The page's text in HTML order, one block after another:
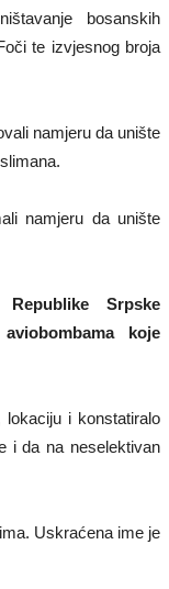
bosanskih
te izvjesnog broja
namjeru da unište
namjeru da unište
Republike Srpske
koje
i konstatiralo
i da na neselektivan
Uskraćena ime je